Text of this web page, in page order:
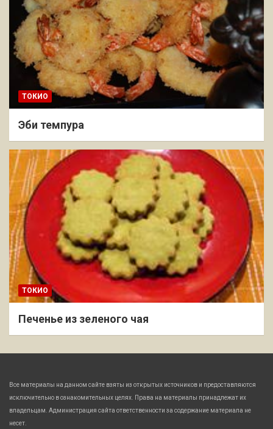
ТОКИО
Эби темпура
ТОКИО
Печенье из зеленого чая
Все материалы на данном сайте взяты из открытых источников и предоставляются
исключительно в ознакомительных целях. Права на материалы принадлежат их
владельцам. Администрация сайта ответственности за содержание материала не
несет.